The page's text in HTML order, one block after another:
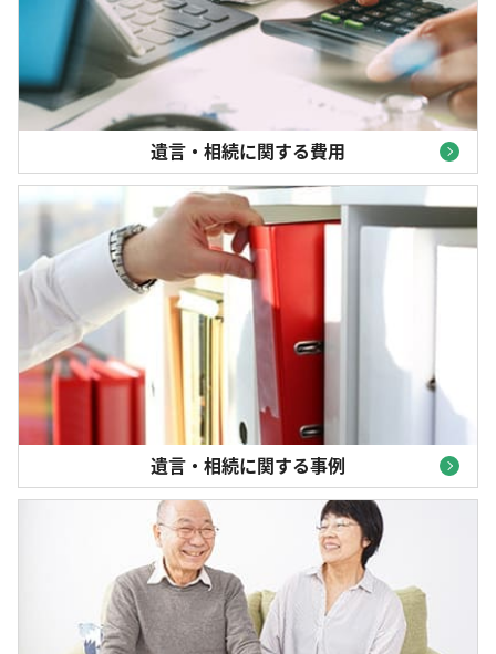
遺言・相続に関する費用
遺言・相続に関する事例